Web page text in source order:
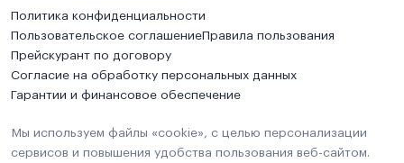
Политика конфиденциальности
Пользовательское соглашениеПравила пользования
Прейскурант по договору
Согласие на обработку персональных данных
Гарантии и финансовое обеспечение
Мы используем файлы «cookie», с целью персонализации
сервисов и повышения удобства пользования веб-сайтом.